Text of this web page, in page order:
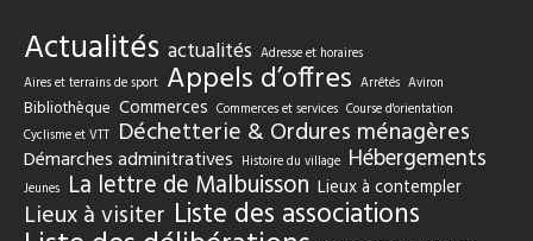
Actualités actualités Adresse et horaires
Aires et terrains de sport Appels d’offres Arrêtés Aviron
Bibliothèque Commerces Commerces et services Course d'orientation
Cyclisme et VTT Déchetterie & Ordures ménagères
Démarches adminitratives Histoire du village Hébergements
Jeunes La lettre de Malbuisson Lieux à contempler
Lieux à visiter Liste des associations